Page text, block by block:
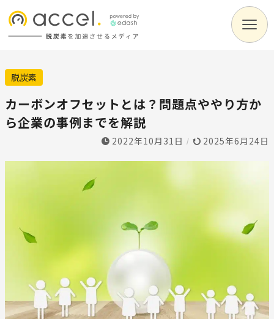
脱炭素
カーボンオフセットとは？問題点ややり方か
ら企業の事例までを解説
2022年10月31日 / 2025年6月24日